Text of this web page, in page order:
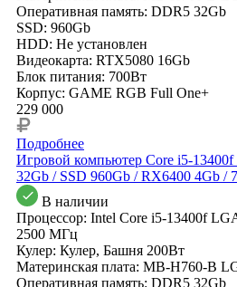
Оперативная память: DDR5 32Gb
SSD: 960Gb
HDD: Не установлен
Видеокарта: RTX5080 16Gb
Блок питания: 700Вт
Корпус: GAME RGB Full One+
229 000
Подробнее
Игровой компьютер Core i5-13400f
32Gb / SSD 960Gb / RX6400 4Gb /
В наличии
Процессор: Intel Core i5-13400f
2500 МГц
Кулер: Кулер, Башня 200Вт
Материнская плата: MB-H760-B
Оперативная память: DDR5 32Gb